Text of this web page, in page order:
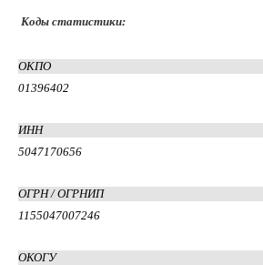
Коды статистики:
ОКПО
01396402
ИНН
5047170656
ОГРН / ОГРНИП
1155047007246
ОКОГУ